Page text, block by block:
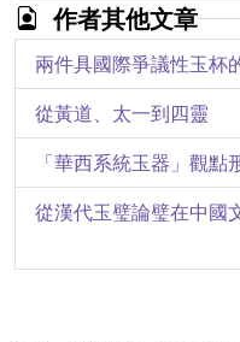
古埃及神明的呼喚─神
聆聽石頭的聲音：和泉
古埃及文明解密：金字
作者其他文章
兩件具國際爭議性玉杯
從黃道、太一到四靈
「華西系統玉器」觀點
從漢代玉璧論璧在中國
與袁德星先生的兩點小